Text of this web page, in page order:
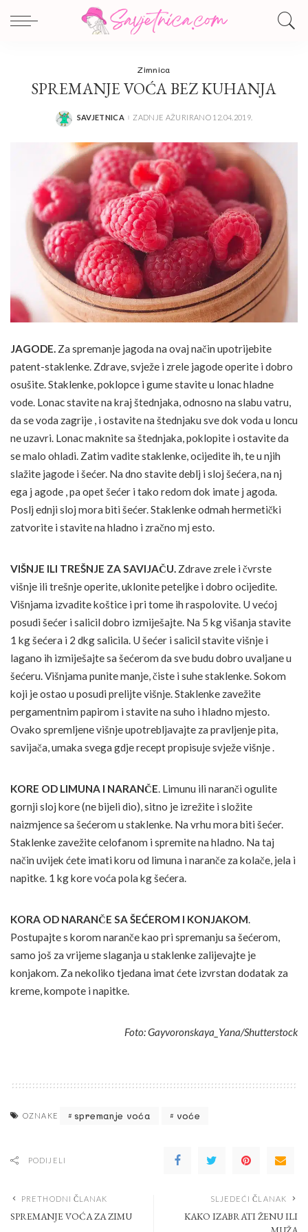
Zimnica
SPREMANJE VOĆA BEZ KUHANJA
POSTED
SAVJETNICA ZADNJE AŽURIRANO 12.04.2019.
JAGODE. Za spremanje jagoda na ovaj način upotrijebite
patent-staklenke. Zdrave, svježe i zrele jagode operite i dobro
osušite. Staklenke, poklopce i gume stavite u lonac hladne
vode. Lonac stavite na kraj štednjaka, odnosno na slabu vatru,
da se voda zagrije , i ostavite na štednjaku sve dok voda u loncu
ne uzavri. Lonac maknite sa štednjaka, poklopite i ostavite da
se malo ohladi. Zatim vadite staklenke, ocijedite ih, te u njih
slažite jagode i šećer. Na dno stavite deblj i sloj šećera, na nj
ega j agode , pa opet šećer i tako redom dok imate j agoda.
Poslj ednji sloj mora biti šećer. Staklenke odmah hermetički
zatvorite i stavite na hladno i zračno mj esto.
VIŠNJE ILI TREŠNJE ZA SAVIJAČU. Zdrave zrele i čvrste
višnje ili trešnje operite, uklonite peteljke i dobro ocijedite.
Višnjama izvadite koštice i pri tome ih raspolovite. U većoj
posudi šećer i salicil dobro izmiješajte. Na 5 kg višanja stavite
1 kg šećera i 2 dkg salicila. U šećer i salicil stavite višnje i
lagano ih izmiješajte sa šećerom da sve budu dobro uvaljane u
šećeru. Višnjama punite manje, čiste i suhe staklenke. Sokom
koji je ostao u posudi prelijte višnje. Staklenke zavežite
pergamentnim papirom i stavite na suho i hladno mjesto.
Ovako spremljene višnje upotrebljavajte za pravljenje pita,
savijača, umaka svega gdje recept propisuje svježe višnje .
KORE OD LIMUNA I NARANČE. Limunu ili naranči ogulite
gornji sloj kore (ne bijeli dio), sitno je izrežite i složite
naizmjence sa šećerom u staklenke. Na vrhu mora biti šećer.
Staklenke zavežite celofanom i spremite na hladno. Na taj
način uvijek ćete imati koru od limuna i naranče za kolače, jela i
napitke. 1 kg kore voća pola kg šećera.
KORA OD NARANČE SA ŠEĆEROM I KONJAKOM.
Postupajte s korom naranče kao pri spremanju sa šećerom,
samo još za vrijeme slaganja u staklenke zalijevajte je
konjakom. Za nekoliko tjedana imat ćete izvrstan dodatak za
kreme, kompote i napitke.
Foto: Gayvoronskaya_Yana/Shutterstock
OZNAKE spremanje voća voće
PODIJELI
PRETHODNI ČLANAK
SPREMANJE VOĆA ZA ZIMU
SLJEDEĆI ČLANAK
KAKO IZABRATI ŽENU ILI